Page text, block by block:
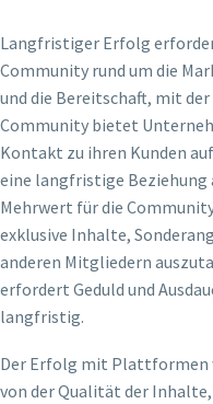
Langfristiger Erfolg
Community rund um die
und die Bereitschaft, mit
Community bietet
Kontakt zu ihren Kunden
eine langfristige Beziehung
Mehrwert für die
exklusive Inhalte,
anderen Mitgliedern
erfordert Geduld und
langfristig.
Der Erfolg mit Plattformen
von der Qualität der